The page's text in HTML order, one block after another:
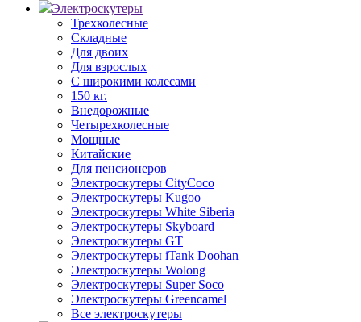
Электроскутеры
Трехколесные
Складные
Для двоих
Для взрослых
С широкими колесами
150 кг.
Внедорожные
Четырехколесные
Мощные
Китайские
Для пенсионеров
Электроскутеры CityCoco
Электроскутеры Kugoo
Электроскутеры White Siberia
Электроскутеры Skyboard
Электроскутеры GT
Электроскутеры iTank Doohan
Электроскутеры Wolong
Электроскутеры Super Soco
Электроскутеры Greencamel
Все электроскутеры